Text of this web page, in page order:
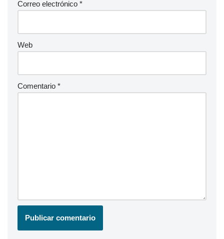
Correo electrónico *
Web
Comentario *